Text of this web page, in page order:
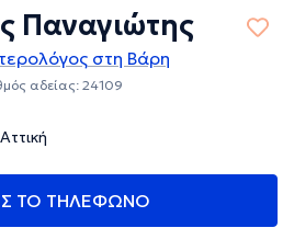
Παναγιώτης
στη Βάρη
αδείας: 24109
ΤΟ ΤΗΛΕΦΩΝΟ